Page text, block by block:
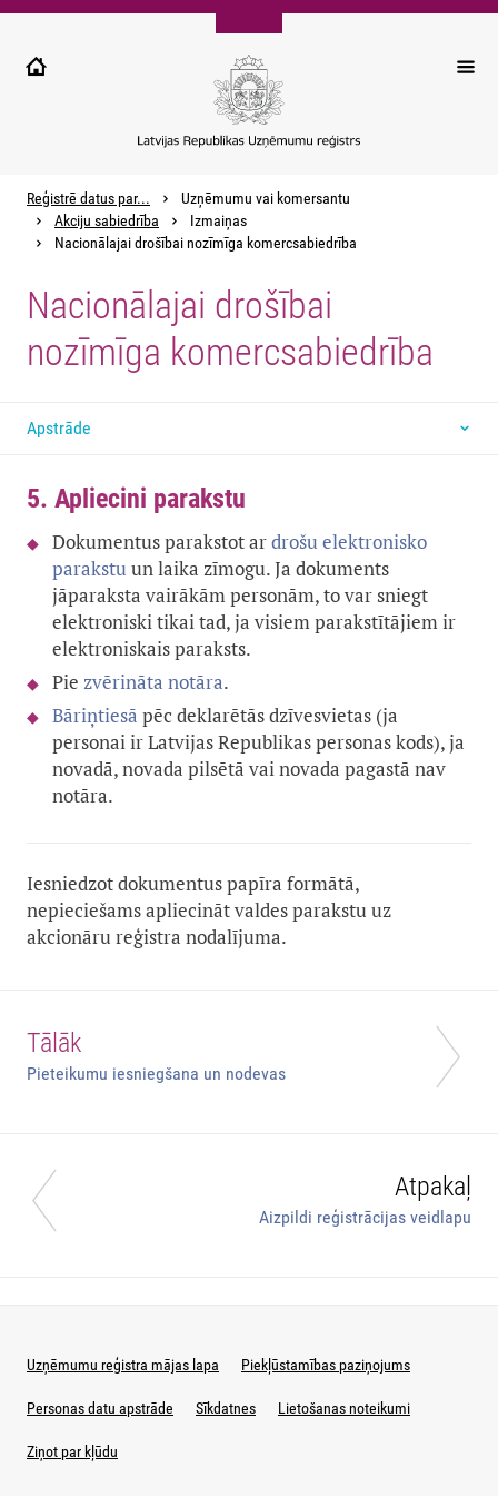
Pārlekt
galveno
Reģistrē datus par...
Uzņēmumu vai komersantu
Akciju sabiedrība
Izmaiņas
Nacionālajai drošībai nozīmīga komercsabiedrība
Nacionālajai drošībai
nozīmīga komercsabiedrība
Apstrāde
5. Apliecini parakstu
Dokumentus parakstot ardrošu elektronisko
parakstu un laika zīmogu. Ja dokuments
jāparaksta vairākām personām, to var sniegt
elektroniski tikai tad, ja visiem parakstītājiem ir
elektroniskais paraksts.
Pie zvērināta notāra.
Bāriņtiesā pēc deklarētās dzīvesvietas (ja
personai ir Latvijas Republikas personas kods), ja
novadā, novada pilsētā vai novada pagastā nav
notāra.
Iesniedzot dokumentus papīra formātā,
nepieciešams apliecināt valdes parakstu uz
akcionāru reģistra nodalījuma.
Tālāk
Pieteikumu iesniegšana un nodevas
Atpakaļ
Aizpildi reģistrācijas veidlapu
Uzņēmumu reģistra mājas lapa Piekļūstamības paziņojums
Personas datu apstrāde Sīkdatnes Lietošanas noteikumi
Ziņot par kļūdu